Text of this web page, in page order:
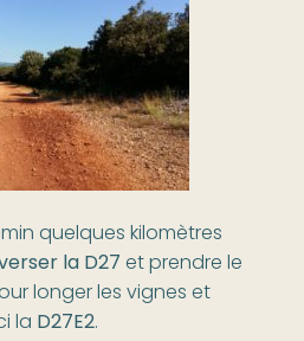
quelques kilomètres
la D27et prendre le
longer les vignes et
la D27E2.